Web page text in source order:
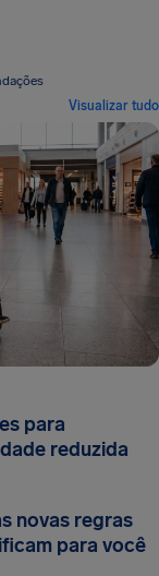
Visualizar tudo
para
reduzida
novas regras
para você